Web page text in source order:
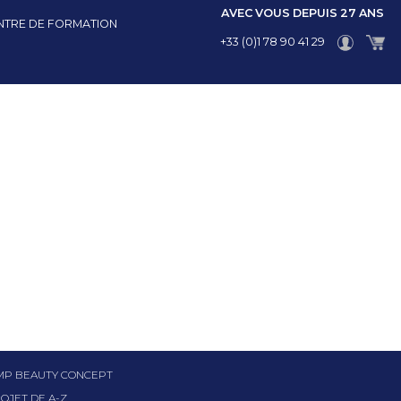
DE FORMATION
AVEC VOUS DEPUIS 27 ANS
+33 (0)1 78 90 41 29
BEAUTY CONCEPT
DE A-Z